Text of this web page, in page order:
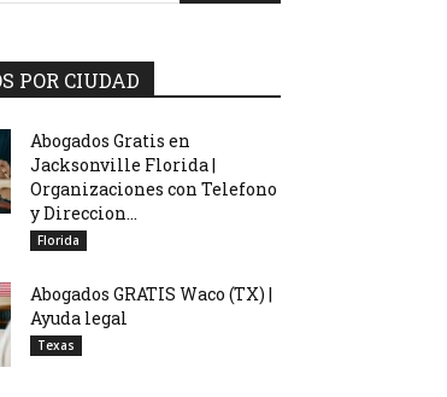
POR CIUDAD
Abogados Gratis en
Jacksonville Florida |
Organizaciones con Telefono
y Direccion...
Florida
Abogados GRATIS Waco (TX) |
Ayuda legal
Texas